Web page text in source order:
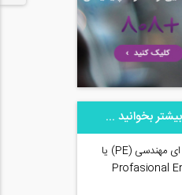
آزمون حرفه ای مهندسی (PE) یا
Profasional